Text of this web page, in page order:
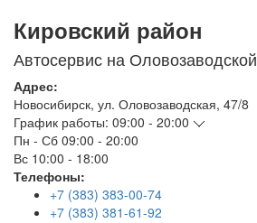
Кировский район
Автосервис на Оловозаводской
Адрес:
Новосибирск, ул. Оловозаводская, 47/8
График работы: 09:00 - 20:00
Пн - Сб 09:00 - 20:00
Вс 10:00 - 18:00
Телефоны:
+7 (383) 383-00-74
+7 (383) 381-61-92